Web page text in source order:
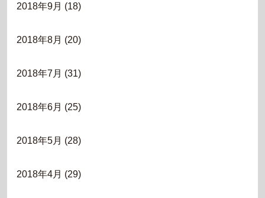
2018年9月 (18)
2018年8月 (20)
2018年7月 (31)
2018年6月 (25)
2018年5月 (28)
2018年4月 (29)